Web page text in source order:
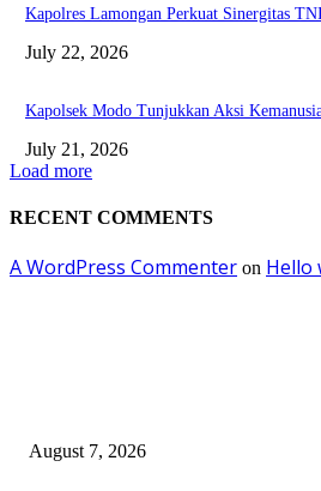
Kapolres Lamongan Perkuat Sinergitas
July 22, 2026
Kapolsek Modo Tunjukkan Aksi
July 21, 2026
Load more
RECENT COMMENTS
A WordPress Commenter on Hello
August 7, 2026